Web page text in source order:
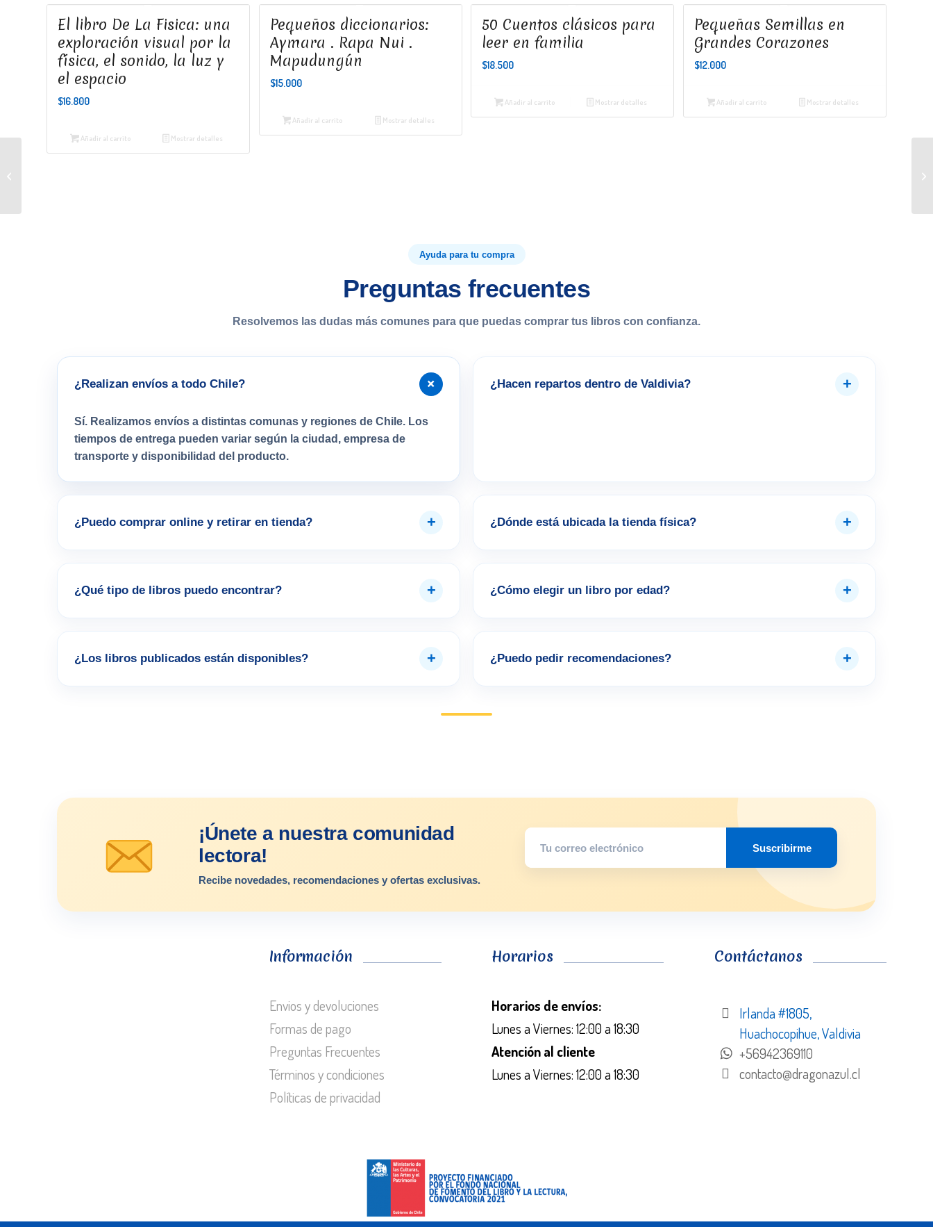
El libro De La Fisica: una
exploración visual por la
física, el sonido, la luz y
el espacio
$16.800
Añadir al carrito Mostrar detalles
Pequeños diccionarios:
Aymara . Rapa Nui .
Mapudungún
$15.000
Añadir al carrito Mostrar detalles
50 Cuentos clásicos para
leer en familia
$18.500
Añadir al carrito Mostrar detalles
Pequeñas Semillas en
Grandes Corazones
$12.000
Añadir al carrito Mostrar detalles
Ayuda para tu compra
Preguntas frecuentes
Resolvemos las dudas más comunes para que puedas comprar tus libros con confianza.
¿Realizan envíos a todo Chile? +
Sí. Realizamos envíos a distintas comunas y regiones de Chile. Los
tiempos de entrega pueden variar según la ciudad, empresa de
transporte y disponibilidad del producto.
¿Hacen repartos dentro de Valdivia? +
¿Puedo comprar online y retirar en tienda? + ¿Dónde está ubicada la tienda física? +
¿Qué tipo de libros puedo encontrar? + ¿Cómo elegir un libro por edad? +
¿Los libros publicados están disponibles? + ¿Puedo pedir recomendaciones? +
¡Únete a nuestra comunidad
lectora!
Recibe novedades, recomendaciones y ofertas exclusivas.
Suscribirme
Información
Envios y devoluciones
Formas de pago
Preguntas Frecuentes
Términos y condiciones
Políticas de privacidad
Horarios
Horarios de envíos:
Lunes a Viernes: 12:00 a 18:30
Atención al cliente
Lunes a Viernes: 12:00 a 18:30
Contáctanos
Irlanda #1805,
Huachocopihue, Valdivia
+56942369110
contacto@dragonazul.cl